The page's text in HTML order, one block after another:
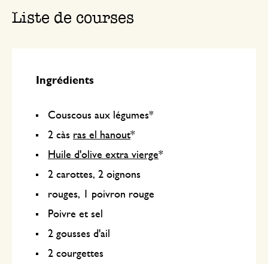
Liste de courses
Ingrédients
Couscous aux légumes*
2 càs ras el hanout*
Huile d'olive extra vierge*
2 carottes, 2 oignons
rouges, 1 poivron rouge
Poivre et sel
2 gousses d'ail
2 courgettes